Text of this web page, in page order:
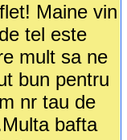
Maine vin
tel este
mult sa ne
bun pentru
nr tau de
bafta